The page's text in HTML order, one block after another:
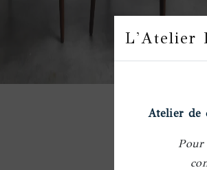
L'Atelier
Atelier de
Pour